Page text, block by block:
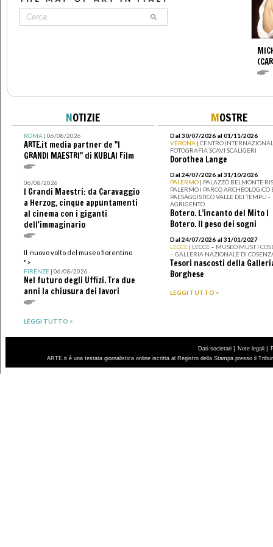
NOTIZIE
ROMA| 06/08/2026
ARTE.it media partner de "I
GRANDI MAESTRI" di KUBLAI Film
06/08/2026
I Grandi Maestri: da Caravaggio
a Herzog, cinque appuntamenti
al cinema con i giganti
dell'immaginario
Il nuovo volto del museo fiorentino
">
FIRENZE| 06/08/2026
Nel futuro degli Uffizi. Tra due
anni la chiusura dei lavori
LEGGI TUTTO >
MOSTRE
Dal 30/07/2026 al 01/11/2026
VERONA | CENTRO
FOTOGRAFIA SCAVI SCALIGERI
Dorothea Lange
Dal 24/07/2026 al 31/10/2026
PALERMO | PALAZZO BELMONTE
PALERMO I PARCO ARCHEOLOGICO
PAESAGGISTICO VALLE DEI TEMPLI -
AGRIGENTO
Botero. L’incanto del Mito I
Botero. Il peso dei sogni
Dal 24/07/2026 al 31/01/2027
LECCE | LECCE – MUSEO MUST I
– GALLERIA NAZIONALE DI
Tesori nascosti della
Borghese
LEGGI TUTTO >
Dati societari | Note legali |
ARTE.it è una testata giornalistica online iscritta al Registro della Stampa presso il